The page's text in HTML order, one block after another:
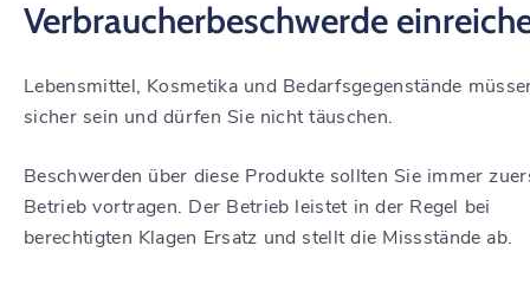
Verbraucherbeschwerde
Lebensmittel, Kosmetika und Bedarfsgegenstände
sicher sein und dürfen Sie nicht täuschen.
Beschwerden über diese Produkte sollten Sie immer
Betrieb vortragen. Der Betrieb leistet in der Regel bei
berechtigten Klagen Ersatz und stellt die Missstände ab.